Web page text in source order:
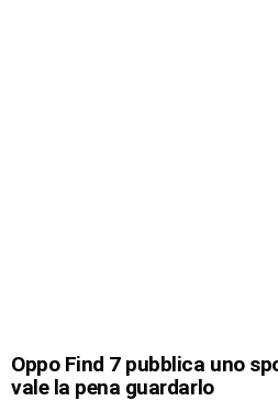
Oppo Find 7 pubblica uno
vale la pena guardarlo